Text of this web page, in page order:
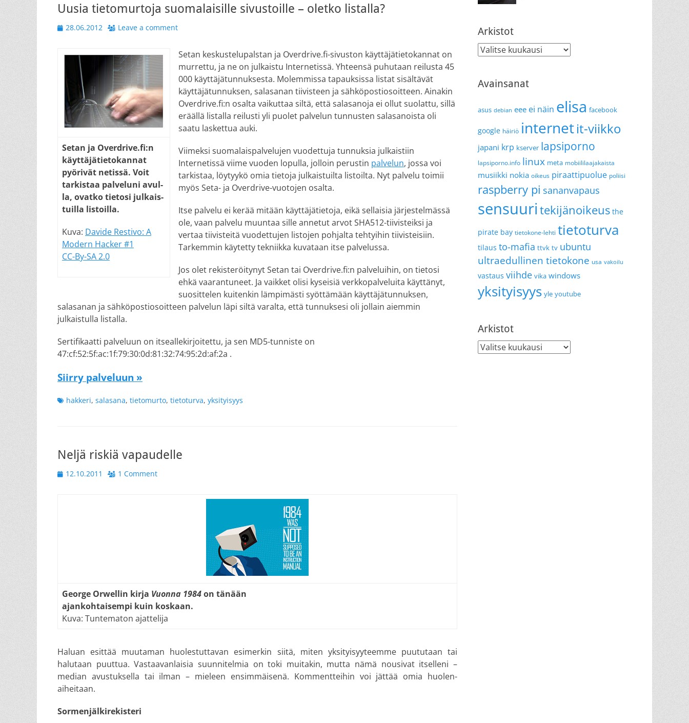
Uusia tietomurtoja suomalaisille sivustoille – oletko listalla?
Posted
28.06.2012 Leave a comment
Setan ja Over­drive.fi:n
käyt­tä­jä­tie­to­kan­nat
pyö­ri­vät ne­tis­sä. Voit
tar­kis­taa pal­ve­lu­ni avul­
la, ovat­ko tie­to­si jul­kais­
tuil­la lis­toil­la.
Kuva: Davide Restivo: A
Modern Hacker #1
CC-By-SA 2.0
Setan keskustelupalstan ja Overdrive.fi-sivuston käyttäjätietokannat on
murrettu, ja ne on julkaistu Internetissä. Yhteensä puhutaan reilusta 45
000 käyttäjätunnuksesta. Molemmissa tapauksissa listat sisältävät
käyttäjätunnuksen, salasanan tiivisteen ja sähköpostiosoitteen. Ainakin
Overdrive.fi:n osalta vaikuttaa siltä, että salasanoja ei ollut suolattu, sillä
eräällä listalla reilusti yli puolet palvelun tunnusten salasanoista oli
saatu laskettua auki.
Viimeksi suomalaispalvelujen vuodettuja tunnuksia julkaistiin
Internetissä viime vuoden lopulla, jolloin perustin palvelun, jossa voi
tarkistaa, löytyykö omia tietoja julkaistuilta listoilta. Nyt palvelu toimii
myös Seta- ja Overdrive-vuotojen osalta.
Itse palvelu ei kerää mitään käyttäjätietoja, eikä sellaisia järjestelmässä
ole, vaan palvelu muuntaa sille annetut arvot SHA512-tiivisteiksi ja
vertaa tiivisteitä vuodettujen listojen pohjalta tehtyihin tiivisteisiin.
Tarkemmin käytetty tekniikka kuvataan itse palvelussa.
Jos olet rekisteröitynyt Setan tai Overdrive.fi:n palveluihin, on tietosi
ehkä vaarantuneet. Ja vaikket olisi kyseisiä verkkopalveluita käyttänyt,
suosittelen kuitenkin lämpimästi syöttämään käyttäjätunnuksen,
salasanan ja sähköpostiosoitteen palvelun läpi siltä varalta, että tunnuksesi oli jollain aiemmin
julkaistulla listalla.
Sertifikaatti palveluun on itseallekirjoitettu, ja sen MD5-tunniste on
47:cf:52:5f:ac:1f:79:30:0d:81:32:74:95:2d:af:2a .
Siirry palveluun »
Tagshakkeri, salasana, tietomurto, tietoturva, yksityisyys
Neljä riskiä vapaudelle
Posted
12.10.2011 1 Comment
George Orwellin kirja Vuonna 1984on tänään
ajankohtaisempi kuin koskaan.
Kuva: Tuntematon ajattelija
Haluan esit­tää muu­ta­man huoles­tut­tavan esi­merkin siitä, miten yksi­tyi­syy­teemme puutu­taan tai
halutaan puuttua. Vastaa­van­laisia suunni­telmia on toki muitakin, mutta nämä nousivat itsel­leni –
median avus­tuk­sella tai ilman – mieleen ensim­mäisenä. Komment­teihin voi jättää omia huolen­
aiheitaan.
Sormenjälkirekisteri
Arkistot
Arkistot
Avainsanat
asus debian eee ei näin elisa facebook
google häiriö internetit-viikko
japani krp kserver lapsiporno
lapsiporno.info linux meta mobiililaajakaista
musiikki nokia oikeus piraattipuolue poliisi
raspberry pi sananvapaus
sensuuri tekijänoikeus the
pirate bay tietokone-lehti tietoturva
tilaus to-mafia ttvk tv ubuntu
ultraedullinen tietokone usa vakoilu
vastaus viihde vika windows
yksityisyys yle youtube
Arkistot
Arkistot